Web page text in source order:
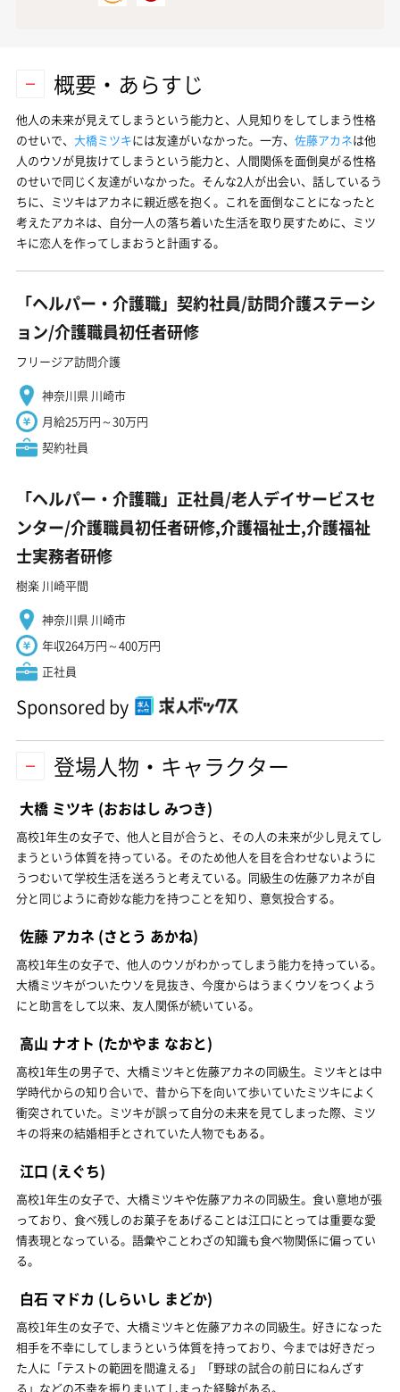
概要・あらすじ
他人の未来が見えてしまうという能力と、人見知りをしてしまう性格
のせいで、 大橋ミツキには友達がいなかった。一方、 佐藤アカネは他
人のウソが見抜けてしまうという能力と、人間関係を面倒臭がる性格
のせいで同じく友達がいなかった。そんな2人が出会い、話しているう
ちに、ミツキはアカネに親近感を抱く。これを面倒なことになったと
考えたアカネは、自分一人の落ち着いた生活を取り戻すために、ミツ
キに恋人を作ってしまおうと計画する。
「ヘルパー・介護職」契約社員/訪問介護ステーシ
ョン/介護職員初任者研修
フリージア訪問介護
神奈川県 川崎市
月給25万円～30万円
契約社員
「ヘルパー・介護職」正社員/老人デイサービスセ
ンター/介護職員初任者研修,介護福祉士,介護福祉
士実務者研修
樹楽 川崎平間
神奈川県 川崎市
年収264万円～400万円
正社員
Sponsored by
登場人物・キャラクター
大橋 ミツキ (おおはし みつき)
高校1年生の女子で、他人と目が合うと、その人の未来が少し見えてし
まうという体質を持っている。そのため他人を目を合わせないように
うつむいて学校生活を送ろうと考えている。同級生の佐藤アカネが自
分と同じように奇妙な能力を持つことを知り、意気投合する。
佐藤 アカネ (さとう あかね)
高校1年生の女子で、他人のウソがわかってしまう能力を持っている。
大橋ミツキがついたウソを見抜き、今度からはうまくウソをつくよう
にと助言をして以来、友人関係が続いている。
高山 ナオト (たかやま なおと)
高校1年生の男子で、大橋ミツキと佐藤アカネの同級生。ミツキとは中
学時代からの知り合いで、昔から下を向いて歩いていたミツキによく
衝突されていた。ミツキが誤って自分の未来を見てしまった際、ミツ
キの将来の結婚相手とされていた人物でもある。
江口 (えぐち)
高校1年生の女子で、大橋ミツキや佐藤アカネの同級生。食い意地が張
っており、食べ残しのお菓子をあげることは江口にとっては重要な愛
情表現となっている。語彙やことわざの知識も食べ物関係に偏ってい
る。
白石 マドカ (しらいし まどか)
高校1年生の女子で、大橋ミツキと佐藤アカネの同級生。好きになった
相手を不幸にしてしまうという体質を持っており、今までは好きだっ
た人に「テストの範囲を間違える」「野球の試合の前日にねんざす
る」などの不幸を振りまいてしまった経験がある。